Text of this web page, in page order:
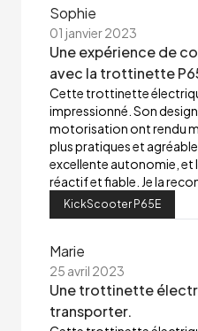
Sophie
01 janvier 2023
Une expérience de
avec la trottinette
Cette trottinette
impressionné. Son
motorisation ont rendu
plus pratiques et
excellente autonomie, et
réactif et fiable. Je la
KickScooter P65E
Marie
25 avril 2023
Une trottinette
transporter.